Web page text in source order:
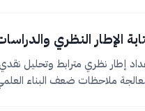
الإطار النظري
إطار نظري مترابط وتحليل
ملاحظات ضعف البناء